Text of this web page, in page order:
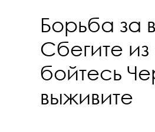
Борьба за
Сбегите
бойтесь
выживите